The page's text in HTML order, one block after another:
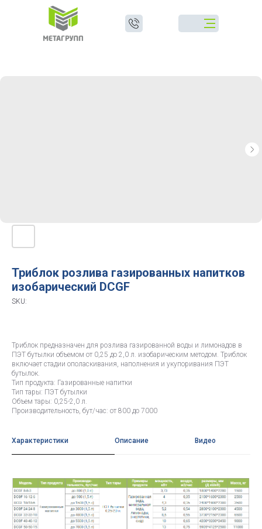
Триблок розлива газированных напитков
изобарический DCGF
SKU:
Триблок предназначен для розлива газированной воды и лимонадов в
ПЭТ бутылки объемом от 0,25 до 2,0 л. изобарическим методом. Триблок
включает стадии ополаскивания, наполнения и укупоривания ПЭТ
бутылок.
Тип продукта: Газированные напитки
Тип тары: ПЭТ бутылки
Объем тары: 0,25-2,0 л.
Производительность, бут/час: от 800 до 7000
Характеристики Описание Видео